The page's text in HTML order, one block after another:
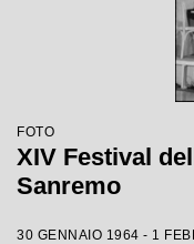
FOTO
XIV Festival
Sanremo
30 GENNAIO 1964 - 1